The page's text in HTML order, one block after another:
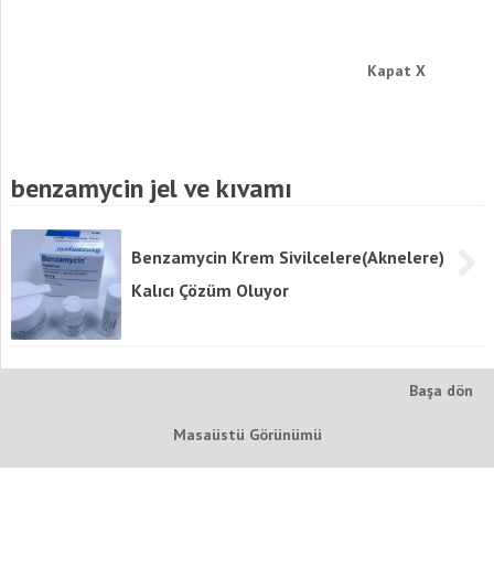
benzamycin jel ve kıvamı
Benzamycin Krem Sivilcelere(Aknelere)
Kalıcı Çözüm Oluyor
Başa dön
Masaüstü Görünümü
Kapat X